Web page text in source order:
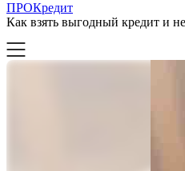
ПРОКредит
Как взять выгодный кредит и